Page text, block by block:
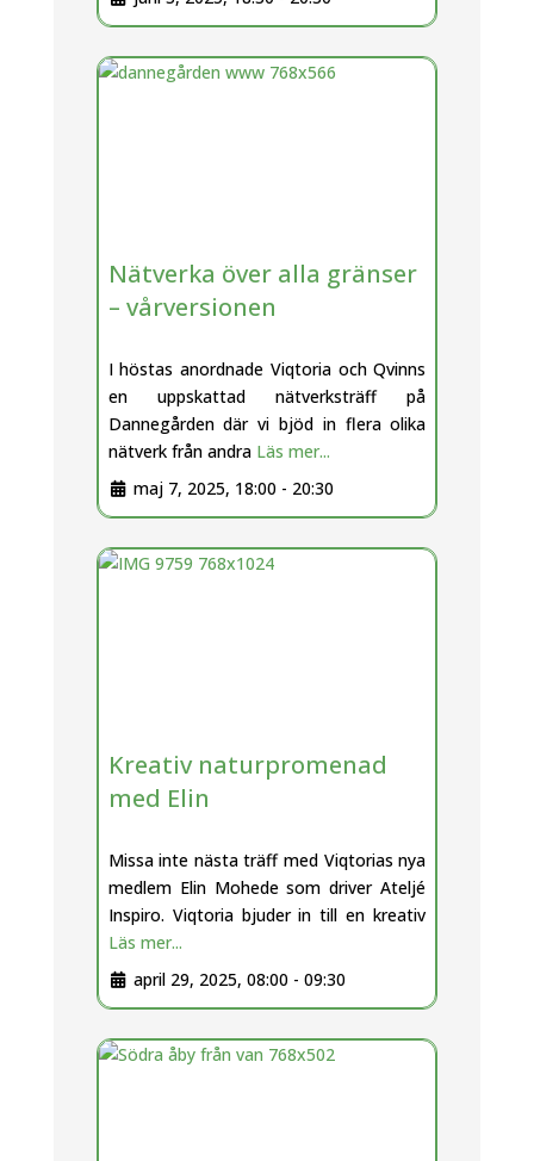
Nätverka över alla gränser
– vårversionen
I höstas anordnade Viqtoria och Qvinns
en uppskattad nätverksträff på
Dannegården där vi bjöd in flera olika
nätverk från andra Läs mer...
maj 7, 2025, 18:00 - 20:30
Kreativ naturpromenad
med Elin
Missa inte nästa träff med Viqtorias nya
medlem Elin Mohede som driver Ateljé
Inspiro. Viqtoria bjuder in till en kreativ
Läs mer...
april 29, 2025, 08:00 - 09:30